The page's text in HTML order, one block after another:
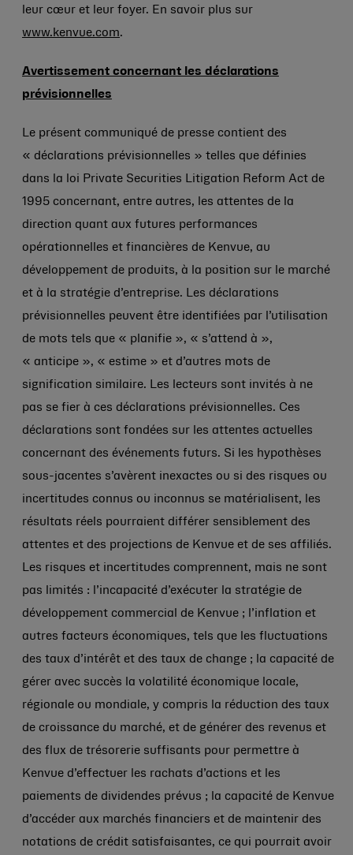
leur cœur et leur foyer. En savoir plus sur
www.kenvue.com.
Avertissement concernant les déclarations
prévisionnelles
Le présent communiqué de presse contient des
« déclarations prévisionnelles » telles que définies
dans la loi Private Securities Litigation Reform Act de
1995 concernant, entre autres, les attentes de la
direction quant aux futures performances
opérationnelles et financières de Kenvue, au
développement de produits, à la position sur le marché
et à la stratégie d’entreprise. Les déclarations
prévisionnelles peuvent être identifiées par l’utilisation
de mots tels que « planifie », « s’attend à »,
« anticipe », « estime » et d’autres mots de
signification similaire. Les lecteurs sont invités à ne
pas se fier à ces déclarations prévisionnelles. Ces
déclarations sont fondées sur les attentes actuelles
concernant des événements futurs. Si les hypothèses
sous-jacentes s’avèrent inexactes ou si des risques ou
incertitudes connus ou inconnus se matérialisent, les
résultats réels pourraient différer sensiblement des
attentes et des projections de Kenvue et de ses affiliés.
Les risques et incertitudes comprennent, mais ne sont
pas limités : l’incapacité d’exécuter la stratégie de
développement commercial de Kenvue ; l’inflation et
autres facteurs économiques, tels que les fluctuations
des taux d’intérêt et des taux de change ; la capacité de
gérer avec succès la volatilité économique locale,
régionale ou mondiale, y compris la réduction des taux
de croissance du marché, et de générer des revenus et
des flux de trésorerie suffisants pour permettre à
Kenvue d’effectuer les rachats d’actions et les
paiements de dividendes prévus ; la capacité de Kenvue
d’accéder aux marchés financiers et de maintenir des
notations de crédit satisfaisantes, ce qui pourrait avoir